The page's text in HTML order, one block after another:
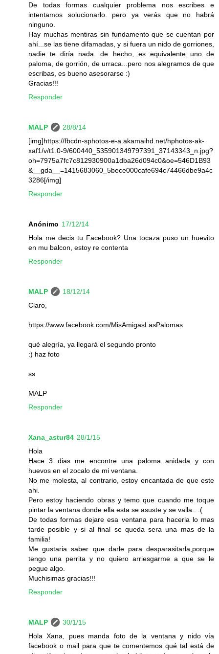
De todas formas cualquier problema nos escribes e
intentamos solucionarlo. pero ya verás que no habrá
ninguno.
Hay muchas mentiras sin fundamento que se cuentan por
ahí...se las tiene difamadas, y si fuera un nido de gorriones,
nadie te diría nada. de hecho, es equivalente uno de
paloma, de gorrión, de urraca...pero nos alegramos de que
escribas, es bueno asesorarse :)
Gracias!!!
Responder
MALP
28/8/14
[img]https://fbcdn-sphotos-e-a.akamaihd.net/hphotos-ak-
xaf1/v/t1.0-9/600440_535901349797391_37143343_n.jpg?
oh=7975a7fc7c812930900a1dba26d094c0&oe=546D1B93
&__gda__=1415683060_5bece000cafe694c74466dbe9a4c
3286[/img]
Responder
Anónimo 17/12/14
Hola me decis tu Facebook? Una tocaza puso un huevito
en mu balcon, estoy re contenta
Responder
MALP
18/12/14
Claro,
https://www.facebook.com/MisAmigasLasPalomas
qué alegría, ya llegará el segundo pronto
:) haz foto
ss
MALP
Responder
Xana_astur84 28/1/15
Hola
Hace 3 dias me encontre una paloma anidada y con
huevos en el zocalo de mi ventana.
No me molesta, al contrario, estoy encantada de que este
ahi.
Pero estoy haciendo obras y temo que cuando me toque
pintar la ventana donde ella esta se asuste y se valla.. :(
De todas formas dejare esa ventana para hacerla lo mas
tarde posible y si al final se queda sera una mas de la
familia!
Me gustaria saber que darle para desparasitarla,porque
tengo una perrita y no quiero arriesgarme a que se le
pegue algo.
Muchisimas gracias!!!
Responder
MALP
30/1/15
Hola Xana, pues manda foto de la ventana y nido vía
facebook o mail para que te comentemos qué tal está de